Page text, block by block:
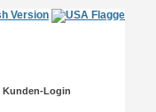
Kunden-Login